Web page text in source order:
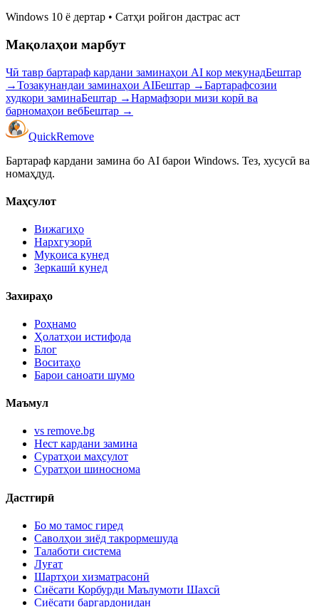
Windows 10 ё дертар • Сатҳи ройгон дастрас аст
Мақолаҳои марбут
Чӣ тавр бартараф кардани заминаҳои AI кор мекунадБештар
→Тозакунандаи заминаҳои AIБештар →Бартарафсозии
худкори заминаБештар →Нармафзори мизи корӣ ва
барномаҳои вебБештар →
QuickRemove
Бартараф кардани замина бо AI барои Windows. Тез, хусусӣ ва
номаҳдуд.
Маҳсулот
Вижагиҳо
Нархгузорӣ
Муқоиса кунед
Зеркашӣ кунед
Захираҳо
Роҳнамо
Ҳолатҳои истифода
Блог
Воситаҳо
Барои саноати шумо
Маъмул
vs remove.bg
Нест кардани замина
Суратҳои маҳсулот
Суратҳои шиноснома
Дастгирӣ
Бо мо тамос гиред
Саволҳои зиёд такрормешуда
Талаботи система
Луғат
Шартҳои хизматрасонӣ
Сиёсати Корбурди Маълумоти Шахсӣ
Сиёсати баргардонидан